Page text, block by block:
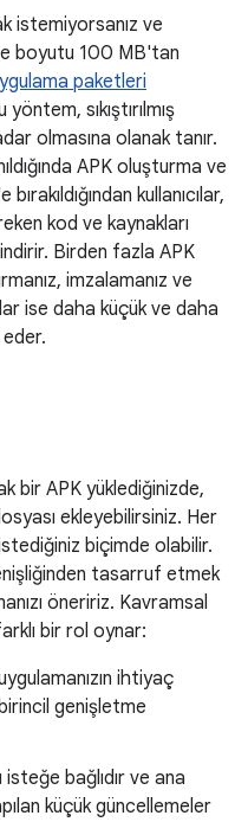
istemiyorsanız ve
boyutu 100 MB'tan
paketleri
sıkıştırılmış
olmasına olanak tanır.
APK oluşturma ve
kullanıcılar,
kod ve kaynakları
Birden fazla APK
imzalamanız ve
ise daha küçük ve daha
bir APK yüklediğinizde,
ekleyebilirsiniz. Her
biçimde olabilir.
tasarruf etmek
öneririz. Kavramsal
bir rol oynar:
ihtiyaç
genişletme
bağlıdır ve ana
küçük güncellemeler